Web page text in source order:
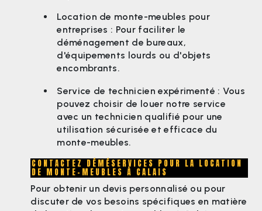
Location de monte-meubles pour
entreprises : Pour faciliter le
déménagement de bureaux,
d'équipements lourds ou d'objets
encombrants.
Service de technicien expérimenté : Vous
pouvez choisir de louer notre service
avec un technicien qualifié pour une
utilisation sécurisée et efficace du
monte-meubles.
CONTACTEZ DÉMÉSERVICES POUR LA LOCATION
DE MONTE-MEUBLES À CALAIS
Pour obtenir un devis personnalisé ou pour
discuter de vos besoins spécifiques en matière